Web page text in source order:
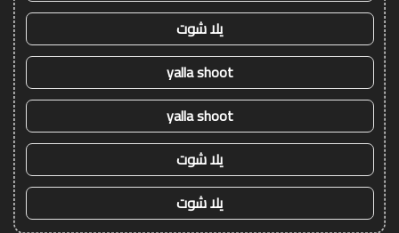
يلا شوت
yalla shoot
yalla shoot
يلا شوت
يلا شوت